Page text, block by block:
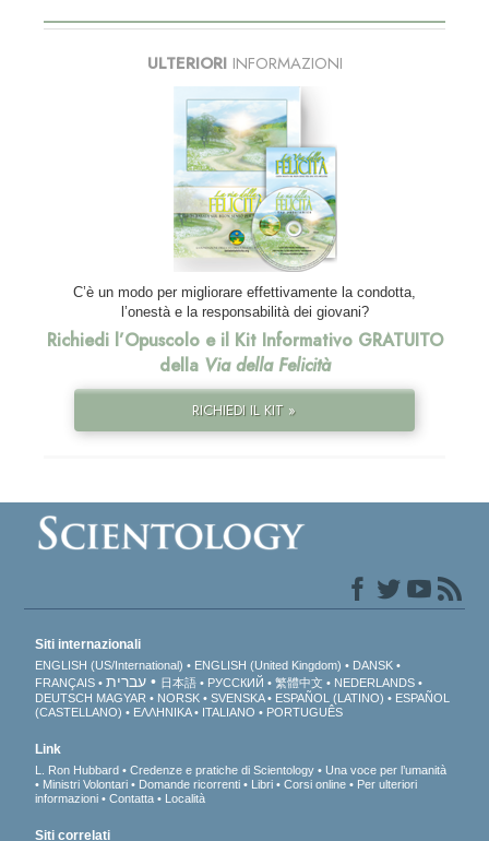
ULTERIORIINFORMAZIONI
C’è un modo per migliorare effettivamente la condotta,
l’onestà e la responsabilità dei giovani?
Richiedi l’Opuscolo e il Kit Informativo GRATUITO
della Via della Felicità
RICHIEDI IL KIT »
Siti internazionali
ENGLISH (US/International) ENGLISH (United Kingdom)
DANSK
FRANÇAIS
עברית 日本語 РУССКИЙ 繁體中文
NEDERLANDS
DEUTSCH MAGYAR NORSK SVENSKA ESPAÑOL (LATINO)
ESPAÑOL
(CASTELLANO)
ΕΛΛΗΝΙΚA ITALIANO PORTUGUÊS
Link
L. Ron Hubbard Credenze e pratiche di Scientology
Una voce per l’umanità
Ministri Volontari
Domande ricorrenti Libri Corsi online
Per ulteriori
informazioni
Contatta Località
Siti correlati